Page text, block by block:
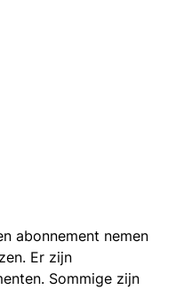
abonnement nemen
Er zijn
Sommige zijn